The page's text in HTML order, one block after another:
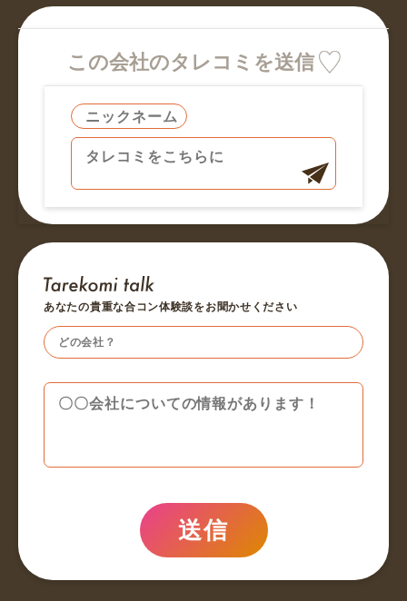
この会社のタレコミを送信
あなたの貴重な合コン体験談をお聞かせください
送信